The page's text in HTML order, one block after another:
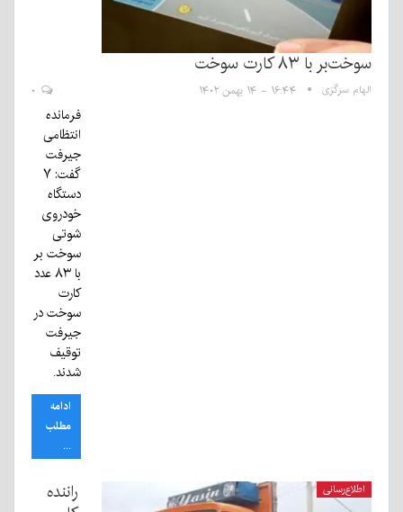
سوخت‌بر با ۸۳ کارت سوخت
الهام سرگزی ۱۶:۴۴ - ۱۴ بهمن ۱۴۰۲
فرمانده
انتظامی
جیرفت
گفت: ۷
دستگاه
خودروی
شوتی
سوخت بر
با ۸۳ عدد
کارت
سوخت در
جیرفت
توقیف
شدند.
ادامه
مطلب
...
اطلاع‌رسانی
راننده